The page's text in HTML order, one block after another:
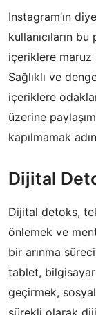
Instagram’ın
kullanıcıların
içeriklere maruz
Sağlıklı ve
içeriklere
üzerine
kapılmamak
Dijital
Dijital detoks,
önlemek ve
bir arınma
tablet,
geçirmek,
sürekli olarak